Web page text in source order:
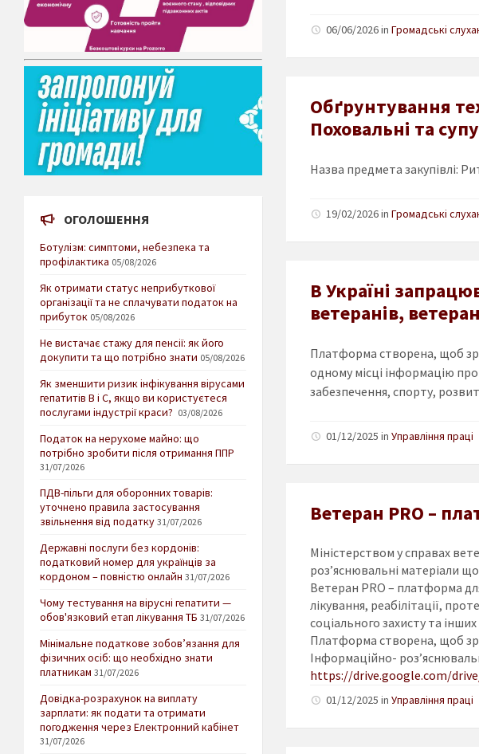
06/06/2026 in Громадські
Обґрунтування
Поховальні та
Назва предмета закупівлі:
19/02/2026 in Громадські
В Україні
ветеранів,
Платформа створена, щоб
одному місці інформацію
забезпечення, спорту,
01/12/2025 in Управління праці
Ветеран PRO –
Міністерством у справах
роз’яснювальні матеріали
Ветеран PRO – платформа
лікування, реабілітації,
соціального захисту та
Платформа створена, щоб
Інформаційно-
https://drive.google.com/drive
01/12/2025 in Управління праці
ОГОЛОШЕННЯ
Ботулізм: симптоми, небезпека та
профілактика 05/08/2026
Як отримати статус неприбуткової
організації та не сплачувати податок на
прибуток 05/08/2026
Не вистачає стажу для пенсії: як його
докупити та що потрібно знати 05/08/2026
Як зменшити ризик інфікування вірусами
гепатитів В і С, якщо ви користуєтеся
послугами індустрії краси? 03/08/2026
Податок на нерухоме майно: що
потрібно зробити після отримання ППР
31/07/2026
ПДВ-пільги для оборонних товарів:
уточнено правила застосування
звільнення від податку 31/07/2026
Державні послуги без кордонів:
податковий номер для українців за
кордоном – повністю онлайн 31/07/2026
Чому тестування на вірусні гепатити —
обов'язковий етап лікування ТБ 31/07/2026
Мінімальне податкове зобов’язання для
фізичних осіб: що необхідно знати
платникам 31/07/2026
Довідка-розрахунок на виплату
зарплати: як подати та отримати
погодження через Електронний кабінет
31/07/2026